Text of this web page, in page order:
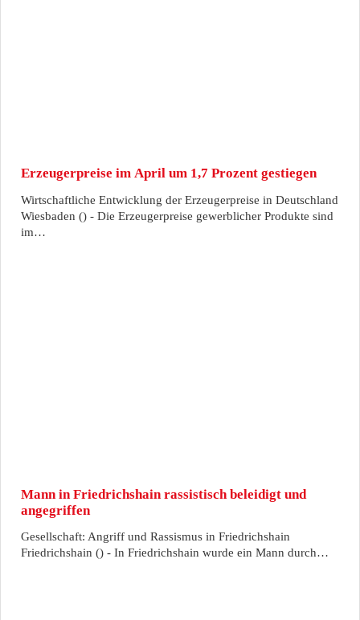
Erzeugerpreise im April um 1,7 Prozent gestiegen
Wirtschaftliche Entwicklung der Erzeugerpreise in Deutschland
Wiesbaden () - Die Erzeugerpreise gewerblicher Produkte sind
im…
Mann in Friedrichshain rassistisch beleidigt und
angegriffen
Gesellschaft: Angriff und Rassismus in Friedrichshain
Friedrichshain () - In Friedrichshain wurde ein Mann durch…